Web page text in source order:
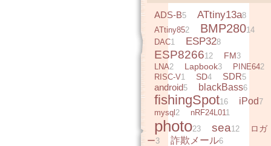
ADS-B5 ATtiny13a8
ATtiny852 BMP28014
DAC1 ESP328
ESP826612 FM3
LNA2 Lapbook3 PINE642
RISC-V1 SD4 SDR5
android5 blackBass6
fishingSpot16 iPod7
mysql 2 nRF24L011
photo23 sea12
ロガ
ー3 詐欺メール6